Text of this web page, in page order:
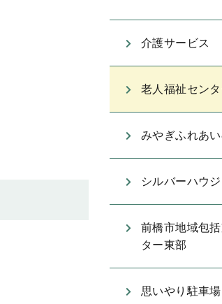
介護サービス
老人福祉セン
みやぎふれあ
シルバーハウ
前橋市地域包
ター東部
思いやり駐車場